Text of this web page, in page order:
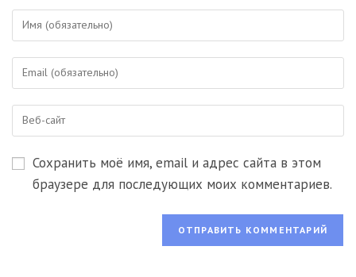
Введите
или
имя
пользователя,
чтобы
прокомментировать
Введите
адрес,
чтобы
Введите
веб-
сайта
Сохранить моё имя, email и адрес сайта в этом
браузере для последующих моих комментариев.